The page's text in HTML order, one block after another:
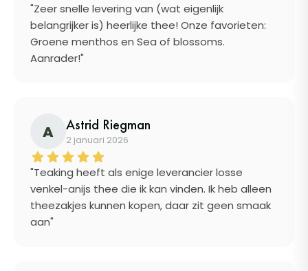
"Zeer snelle levering van (wat eigenlijk
belangrijker is) heerlijke thee! Onze favorieten:
Groene menthos en Sea of blossoms.
Aanrader!"
A Astrid Riegman
2 januari 2026
"Teaking heeft als enige leverancier losse
venkel-anijs thee die ik kan vinden. Ik heb alleen
theezakjes kunnen kopen, daar zit geen smaak
aan"